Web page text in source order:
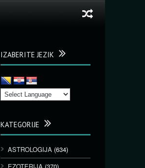
IZABERITE JEZIK
KATEGORIJE
ASTROLOGIJA (634)